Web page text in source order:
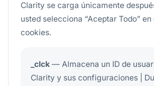
Clarity se carga únicamente
usted selecciona “Aceptar Todo”
cookies.
_clck — Almacena un ID de
Clarity y sus configuraciones |